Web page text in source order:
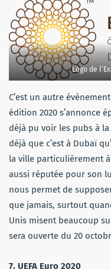
Logo de
C’est un autre
édition 2020 s’annonce
déjà pu voir les pubs à
déjà que c’est à Dubaï
la ville particulièrement
aussi réputée pour son
nous permet de
que jamais, surtout
Unis misent beaucoup
sera ouverte du 20
7. UEFA Euro 2020